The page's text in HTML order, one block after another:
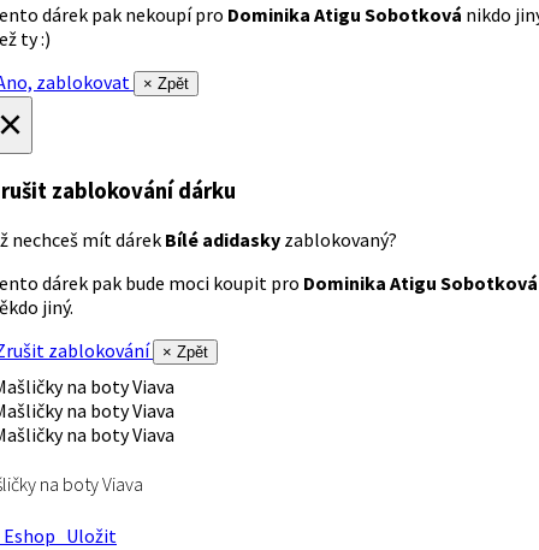
dárek pak nekoupí pro Dominika Atigu Sobotková nikdo
ty :)
zablokovat
× Zpět
zablokování dárku
nechceš mít dárek Bílé adidasky zablokovaný?
dárek pak bude moci koupit pro Dominika Atigu Sobotková
jiný.
zablokování
× Zpět
na boty Viava
Uložit